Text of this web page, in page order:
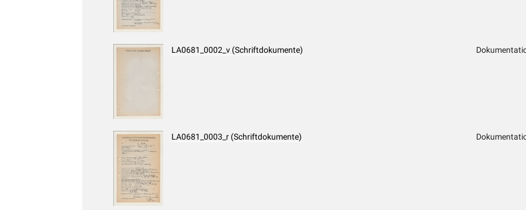
LA0681_0002_v (Schriftdokumente)
LA0681_0003_r (Schriftdokumente)